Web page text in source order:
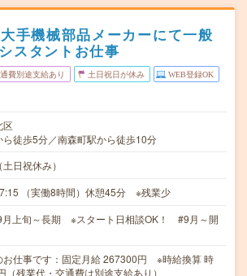
手機械部品メーカーにて一般
スタントお仕事
費別途支給あり 土日祝日が休み WEB登録OK
区
ら徒歩5分／南森町駅から徒歩10分
日祝休み）
（実働8時間）休憩45分 ※残業少
月上旬～長期 ※スタート日相談OK！ #9月～開
お仕事です：固定月給 267300円 ※時給換算 時
（残業代・交通費は別途支給あり）